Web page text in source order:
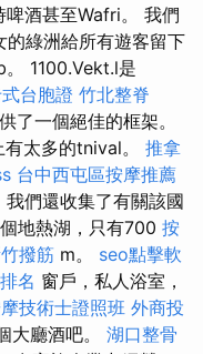
酒甚至Wafri。 我們
的綠洲給所有遊客留下
1100.Vekt.l是
台胞證 竹北整脊
了一個絕佳的框架。
有太多的tnival。 推拿
台中西屯區按摩推薦
們還收集了有關該國
地熱湖，只有700 按
撥筋 m。 seo點擊軟
名 窗戶，私人浴室，
技術士證照班 外商投
大廳酒吧。 湖口整骨